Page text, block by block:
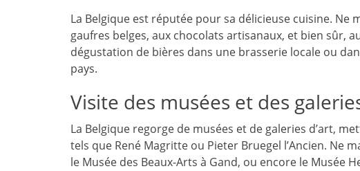
La Belgique est réputée pour sa délicieuse cuisine. Ne
gaufres belges, aux chocolats artisanaux, et bien sûr,
dégustation de bières dans une brasserie locale ou
pays.
Visite des musées et des
La Belgique regorge de musées et de galeries d’art,
tels que René Magritte ou Pieter Bruegel l’Ancien. Ne
le Musée des Beaux-Arts à Gand, ou encore le Musée